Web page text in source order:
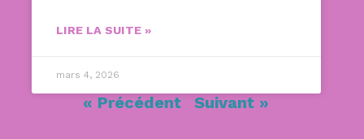
LIRE LA SUITE »
mars 4, 2026
« Précédent Suivant »